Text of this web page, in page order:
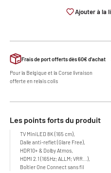
Ajouter à la
Frais de port offerts dès 60€ d'achat
Pour la Belgique et la Corse livraison
offerte en relais colis
Les points forts du produit
TV MiniLED 8K (165 cm),
Dalle anti-reflet (Glare Free),
HDR10+ & Dolby Atmos,
HDMI 2.1 (165Hz; ALLM; VRR...),
Boîtier One Connect sans fil